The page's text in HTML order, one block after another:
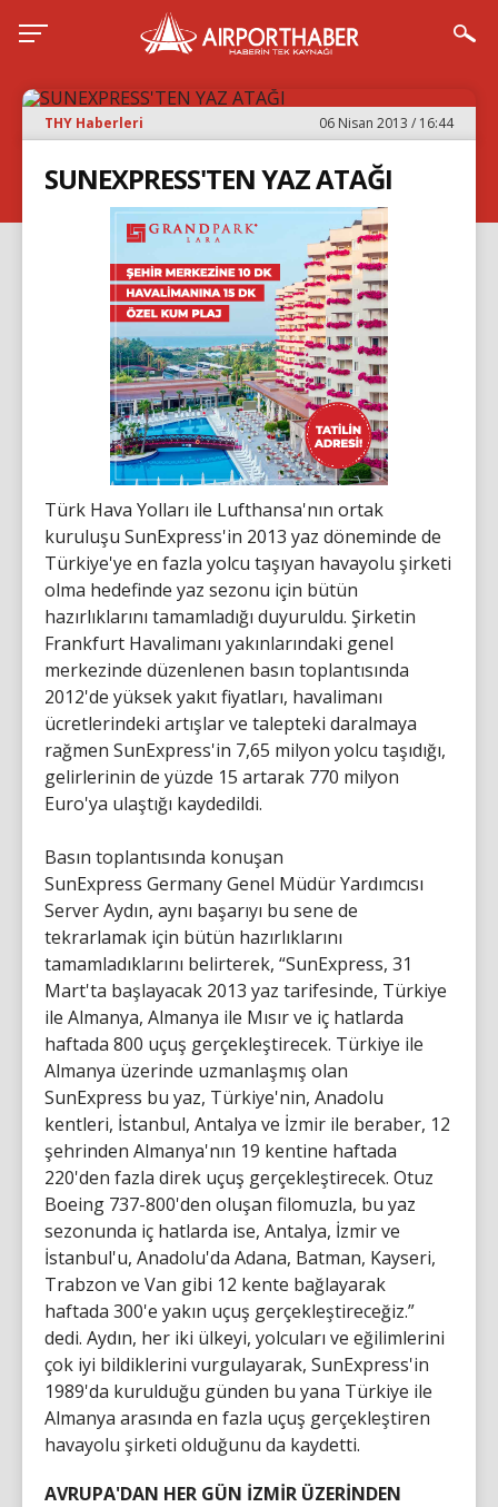
THY Haberleri 06 Nisan 2013 / 16:44
SUNEXPRESS'TEN YAZ ATAĞI
Türk Hava Yolları ile Lufthansa'nın ortak
kuruluşu SunExpress'in 2013 yaz döneminde de
Türkiye'ye en fazla yolcu taşıyan havayolu şirketi
olma hedefinde yaz sezonu için bütün
hazırlıklarını tamamladığı duyuruldu. Şirketin
Frankfurt Havalimanı yakınlarındaki genel
merkezinde düzenlenen basın toplantısında
2012'de yüksek yakıt fiyatları, havalimanı
ücretlerindeki artışlar ve talepteki daralmaya
rağmen SunExpress'in 7,65 milyon yolcu taşıdığı,
gelirlerinin de yüzde 15 artarak 770 milyon
Euro'ya ulaştığı kaydedildi.
Basın toplantısında konuşan
SunExpress Germany Genel Müdür Yardımcısı
Server Aydın, aynı başarıyı bu sene de
tekrarlamak için bütün hazırlıklarını
tamamladıklarını belirterek, “SunExpress, 31
Mart'ta başlayacak 2013 yaz tarifesinde, Türkiye
ile Almanya, Almanya ile Mısır ve iç hatlarda
haftada 800 uçuş gerçekleştirecek. Türkiye ile
Almanya üzerinde uzmanlaşmış olan
SunExpress bu yaz, Türkiye'nin, Anadolu
kentleri, İstanbul, Antalya ve İzmir ile beraber, 12
şehrinden Almanya'nın 19 kentine haftada
220'den fazla direk uçuş gerçekleştirecek. Otuz
Boeing 737-800'den oluşan filomuzla, bu yaz
sezonunda iç hatlarda ise, Antalya, İzmir ve
İstanbul'u, Anadolu'da Adana, Batman, Kayseri,
Trabzon ve Van gibi 12 kente bağlayarak
haftada 300'e yakın uçuş gerçekleştireceğiz.”
dedi. Aydın, her iki ülkeyi, yolcuları ve eğilimlerini
çok iyi bildiklerini vurgulayarak, SunExpress'in
1989'da kurulduğu günden bu yana Türkiye ile
Almanya arasında en fazla uçuş gerçekleştiren
havayolu şirketi olduğunu da kaydetti.
AVRUPA'DAN HER GÜN İZMİR ÜZERİNDEN